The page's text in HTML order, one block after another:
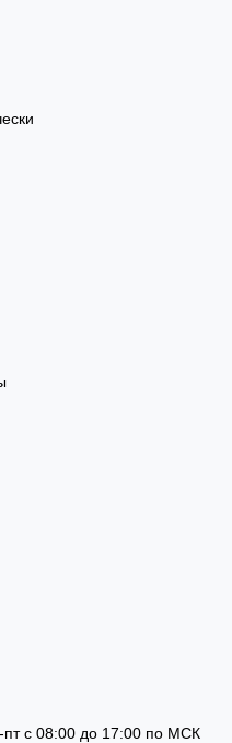
с 08:00 до 17:00 по МСК